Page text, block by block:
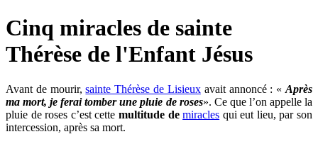
Cinq miracles de sainte
Thérèse de l'Enfant Jésus
Avant de mourir,sainte Thérèse de Lisieuxavait annoncé : «Après
ma mort, je ferai tomber une pluie de roses». Ce que l’on appelle la
pluie de roses c’est cette multitude de miracles qui eut lieu, par son
intercession, après sa mort.